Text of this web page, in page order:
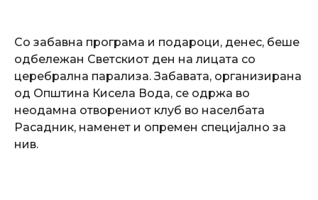
Со забавна програма и подароци, денес, беше
одбележан Светскиот ден на лицата со
церебрална парализа. Забавата, организирана
од Општина Кисела Вода, се одржа во
неодамна отворениот клуб во населбата
Расадник, наменет и опремен специјално за
нив.